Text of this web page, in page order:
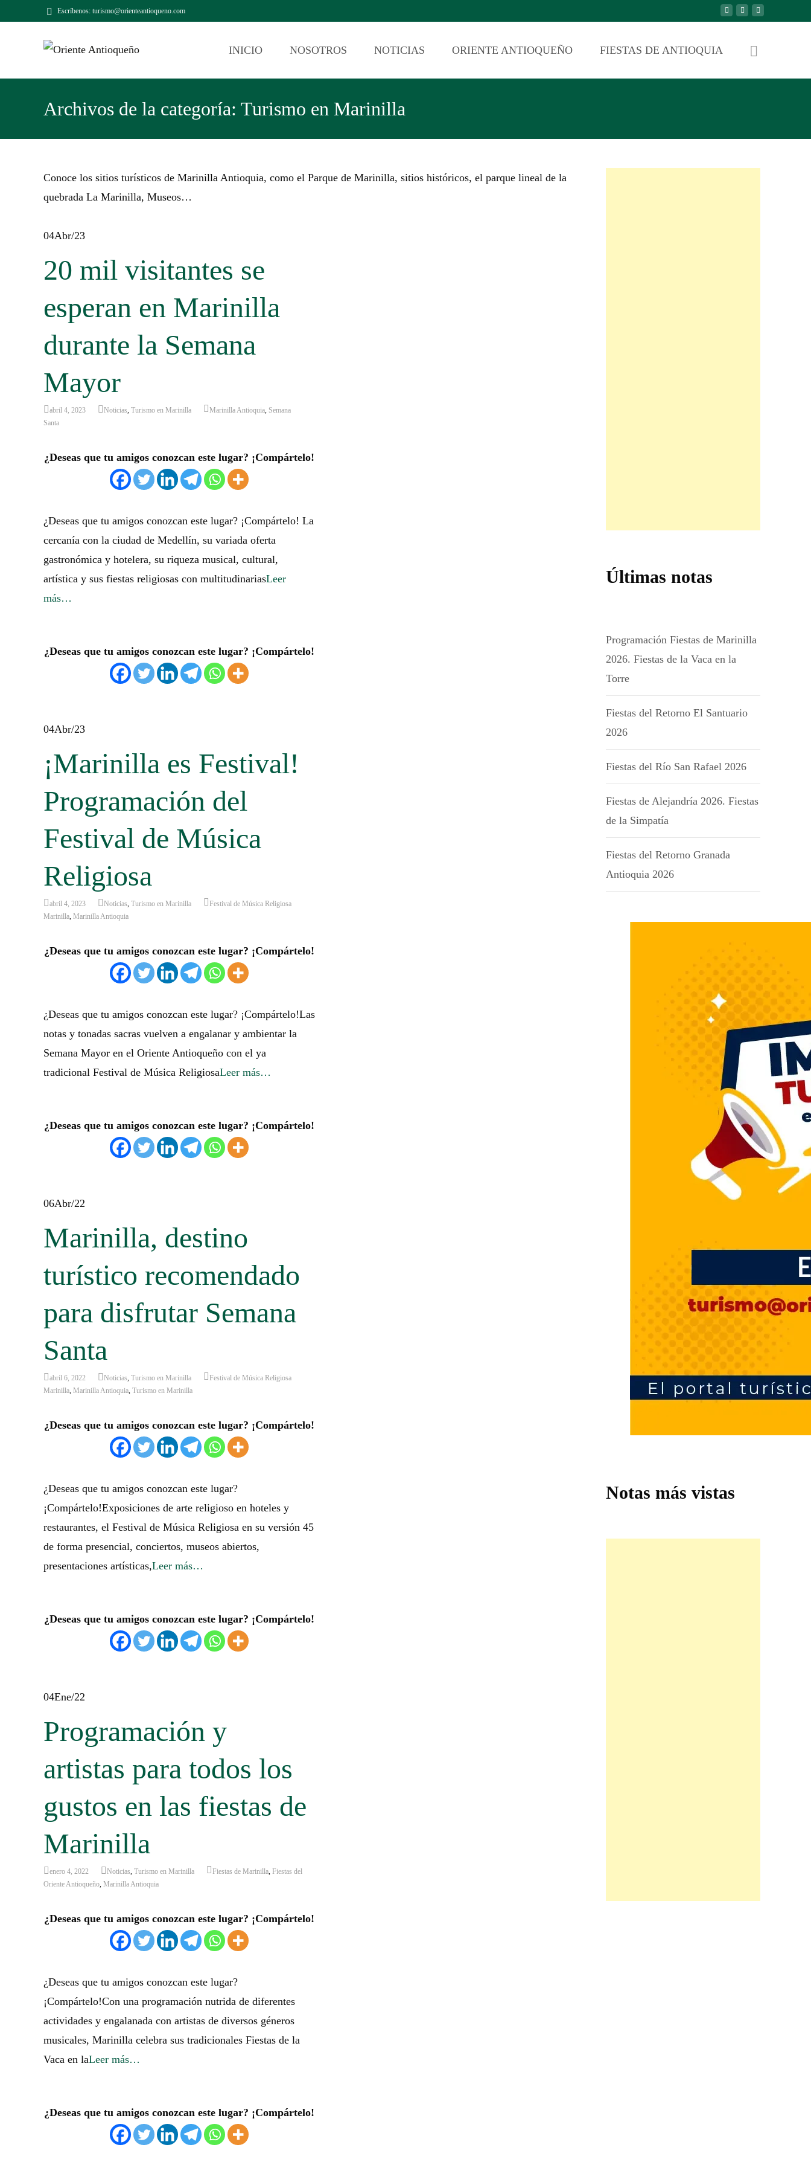
Escríbenos: turismo@orienteantioqueno.com
INICIO NOSOTROS NOTICIAS ORIENTE ANTIOQUEÑO FIESTAS DE ANTIOQUIA
Archivos de la categoría: Turismo en Marinilla
Conoce los sitios turísticos de Marinilla Antioquia, como el Parque de Marinilla, sitios históricos, el parque lineal de la
quebrada La Marinilla, Museos…
04Abr/23
20 mil visitantes se
esperan en Marinilla
durante la Semana
Mayor
abril 4, 2023 Noticias, Turismo en Marinilla Marinilla Antioquia, Semana
Santa
¿Deseas que tu amigos conozcan este lugar? ¡Compártelo!
¿Deseas que tu amigos conozcan este lugar? ¡Compártelo! La
cercanía con la ciudad de Medellín, su variada oferta
gastronómica y hotelera, su riqueza musical, cultural,
artística y sus fiestas religiosas con multitudinariasLeer
más…
¿Deseas que tu amigos conozcan este lugar? ¡Compártelo!
04Abr/23
¡Marinilla es Festival!
Programación del
Festival de Música
Religiosa
abril 4, 2023 Noticias, Turismo en Marinilla
Festival de Música Religiosa
Marinilla, Marinilla Antioquia
¿Deseas que tu amigos conozcan este lugar? ¡Compártelo!
¿Deseas que tu amigos conozcan este lugar? ¡Compártelo!Las
notas y tonadas sacras vuelven a engalanar y ambientar la
Semana Mayor en el Oriente Antioqueño con el ya
tradicional Festival de Música ReligiosaLeer más…
¿Deseas que tu amigos conozcan este lugar? ¡Compártelo!
06Abr/22
Marinilla, destino
turístico recomendado
para disfrutar Semana
Santa
abril 6, 2022 Noticias, Turismo en Marinilla
Festival de Música Religiosa
Marinilla, Marinilla Antioquia, Turismo en Marinilla
¿Deseas que tu amigos conozcan este lugar? ¡Compártelo!
¿Deseas que tu amigos conozcan este lugar?
¡Compártelo!Exposiciones de arte religioso en hoteles y
restaurantes, el Festival de Música Religiosa en su versión 45
de forma presencial, conciertos, museos abiertos,
presentaciones artísticas,Leer más…
¿Deseas que tu amigos conozcan este lugar? ¡Compártelo!
04Ene/22
Programación y
artistas para todos los
gustos en las fiestas de
Marinilla
enero 4, 2022 Noticias, Turismo en Marinilla Fiestas de Marinilla, Fiestas del
Oriente Antioqueño, Marinilla Antioquia
¿Deseas que tu amigos conozcan este lugar? ¡Compártelo!
¿Deseas que tu amigos conozcan este lugar?
¡Compártelo!Con una programación nutrida de diferentes
actividades y engalanada con artistas de diversos géneros
musicales, Marinilla celebra sus tradicionales Fiestas de la
Vaca en laLeer más…
¿Deseas que tu amigos conozcan este lugar? ¡Compártelo!
Últimas notas
Programación Fiestas de Marinilla
2026. Fiestas de la Vaca en la
Torre
Fiestas del Retorno El Santuario
2026
Fiestas del Río San Rafael 2026
Fiestas de Alejandría 2026. Fiestas
de la Simpatía
Fiestas del Retorno Granada
Antioquia 2026
Notas más vistas